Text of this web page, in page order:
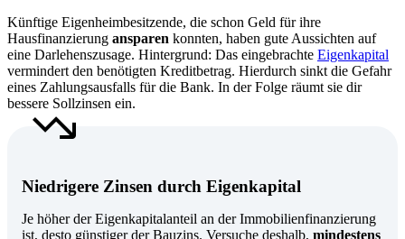
Künftige Eigenheimbesitzende, die schon Geld für ihre
Hausfinanzierung ansparen konnten, haben gute Aussichten auf
eine Darlehenszusage. Hintergrund: Das eingebrachte Eigenkapital
vermindert den benötigten Kreditbetrag. Hierdurch sinkt die Gefahr
eines Zahlungsausfalls für die Bank. In der Folge räumt sie dir
bessere Sollzinsen ein.
Niedrigere Zinsen durch Eigenkapital
Je höher der Eigenkapitalanteil an der Immobilienfinanzierung
ist, desto günstiger der Bauzins. Versuche deshalb, mindestens